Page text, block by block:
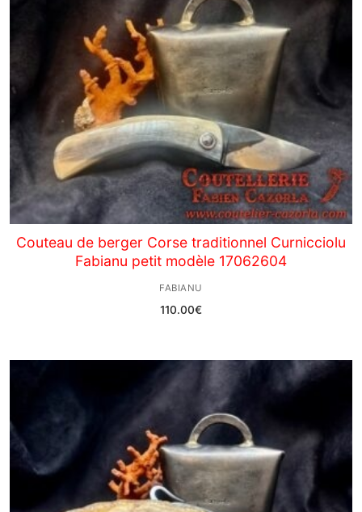
Couteau de berger Corse traditionnel Curnicciolu
Fabianu petit modèle 17062604
FABIANU
110.00€